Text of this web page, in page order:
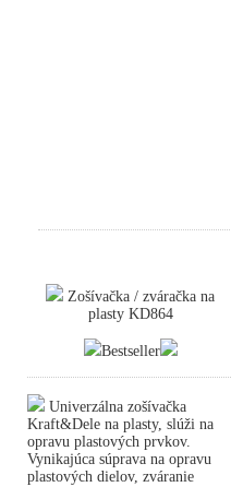
Zošívačka / zváračka na
plasty KD864
Bestseller
Univerzálna zošívačka
Kraft&Dele na plasty, slúži na
opravu plastových prvkov.
Vynikajúca súprava na opravu
plastových dielov, zváranie